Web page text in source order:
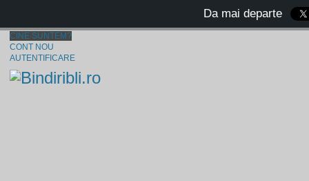
CINE SUNTEM?
CONT NOU
AUTENTIFICARE
Da mai departe